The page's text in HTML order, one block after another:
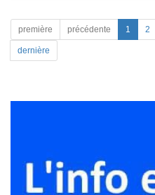
première précédente 1 2
dernière